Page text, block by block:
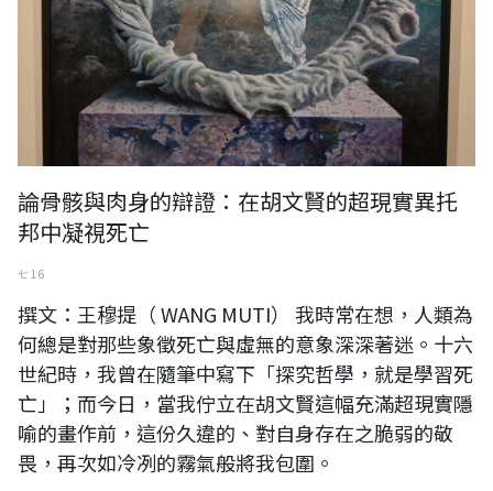
論骨骸與肉身的辯證：在胡文賢的超現實異托
邦中凝視死亡
七 16
撰文：王穆提（ WANG MUTI） 我時常在想，人類為
何總是對那些象徵死亡與虛無的意象深深著迷。十六
世紀時，我曾在隨筆中寫下「探究哲學，就是學習死
亡」；而今日，當我佇立在胡文賢這幅充滿超現實隱
喻的畫作前，這份久違的、對自身存在之脆弱的敬
畏，再次如冷冽的霧氣般將我包圍。